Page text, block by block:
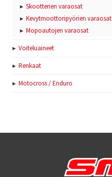
Skootterien varaosat
Kevytmoottoripyörien varaosat
Mopoautojen varaosat
Voiteluaineet
Renkaat
Motocross / Enduro